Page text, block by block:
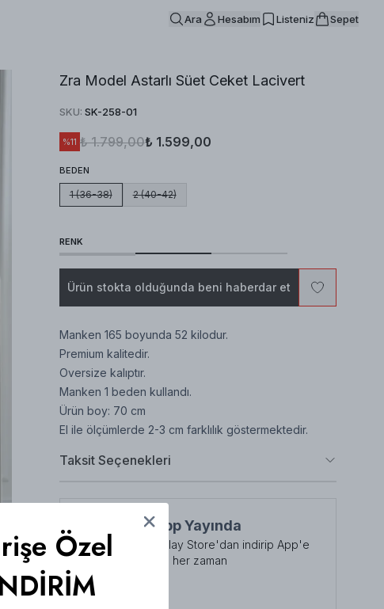
Ara Hesabım Listeniz Sepet
Zra Model Astarlı Süet Ceket Lacivert
SKU: SK-258-01
%11 ₺ 1.799,00₺ 1.599,00
BEDEN
1 (36-38) 2 (40-42)
RENK
Ürün stokta olduğunda beni haberdar et
Manken 165 boyunda 52 kilodur.
Premium kalitedir.
Oversize kalıptır.
Manken 1 beden kullandı.
Ürün boy: 70 cm
El ile ölçümlerde 2-3 cm farklılık göstermektedir.
Taksit Seçenekleri
NuuWears App Yayında
App Store veya Play Store'dan indirip App'e
özel indirimlerden her zaman
faydalanabilirsiniz
Şimdi İndirin!
Özel